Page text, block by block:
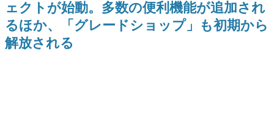
画です。
日本モバイルゲーム産業史
日本のモバイルゲーム史における主要なトピック・タイト
ルを網羅するほか、開発者へのインタビューや識者による
解説を掲載。約20年の歴史が一望できる決定版！
青春を謳歌
ェクトが始動。多数の便利機能が追加され
るほか、「グレードショップ」も初期から
解放される